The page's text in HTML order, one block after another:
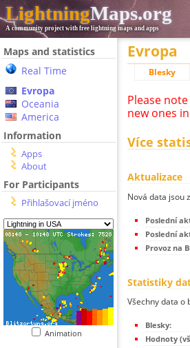
LightningMaps.org
A community project with free lightning maps and apps
Maps and statistics
Real Time
Evropa
Oceania
America
Information
Apps
About
For Participants
Přihlašovací jméno
Animation
Evropa
Blesky
Please
new ones
Více
Aktualizace
Nová data jsou
Poslední
Poslední
Provoz na
Statistiky
Všechny data o
Blesky:
Hodnoty